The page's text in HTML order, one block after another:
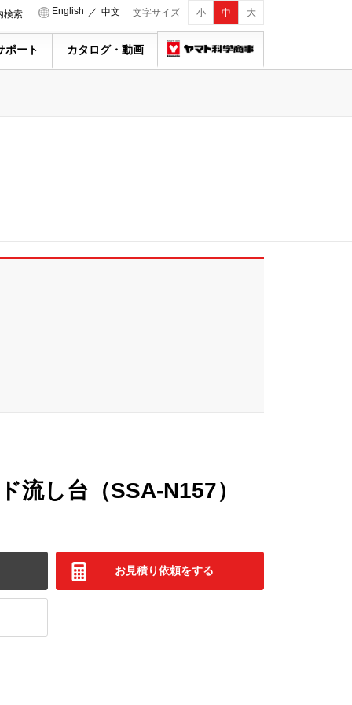
文字サイズ 小 中 大
English ／ 中文
検索
ポート カタログ・動画
流し台（SSA-N157）
お見積り依頼をする